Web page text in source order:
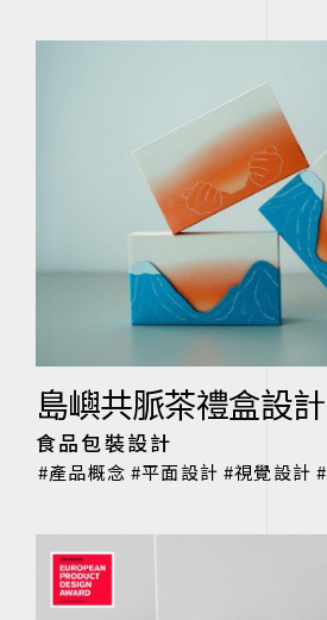
島嶼共脈茶禮盒設計
食品包裝設計
產品概念 平面設計 視覺設計